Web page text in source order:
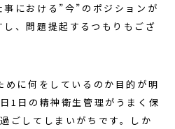
における”今”のポジションが
、問題提起するつもりもござ
めに何をしているのか目的が明
1日の精神衛生管理がうまく保
ごしてしまいがちです。しか